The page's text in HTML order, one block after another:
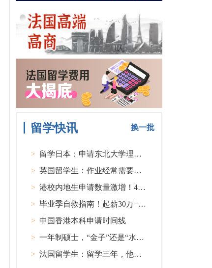
留学快讯 换一批
>
留学日本：申请东北大学理工类硕士课程大多要求先获得教授内诺
>
英国留学生：作业经常需要熬夜完成
>
港校内地生申请数量激增！40人抢1学位？
>
毕业季自救指南！起薪30万+ 不愧是00后都偏爱的留学国家TOP1
> 中国香港本科申请时间线
>
一年制硕士，“金子”还是“水货”？
>
法国留学生：留学三年，他在孤独中找到内心的力量